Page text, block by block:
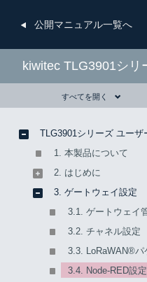
公開マニュアル一覧へ
kiwitec TLG3901シ
すべてを開く
TLG3901シリーズ ユーザ
1. 本製品について
2. はじめに
3. ゲートウェイ設定
3.1. ゲートウェイ
3.2. チャネル設定
3.3. LoRaWAN®パ
3.4. Node-RED設定